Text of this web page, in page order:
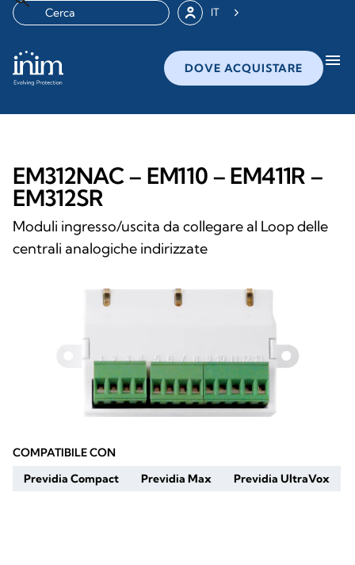
IT
DOVE ACQUISTARE menu
EM312NAC – EM110 – EM411R –
EM312SR
Moduli ingresso/uscita da collegare al Loop delle
centrali analogiche indirizzate
COMPATIBILE CON
Previdia Compact
Previdia Max Previdia UltraVox